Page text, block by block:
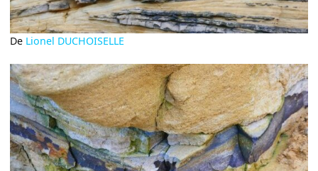
De Lionel DUCHOISELLE